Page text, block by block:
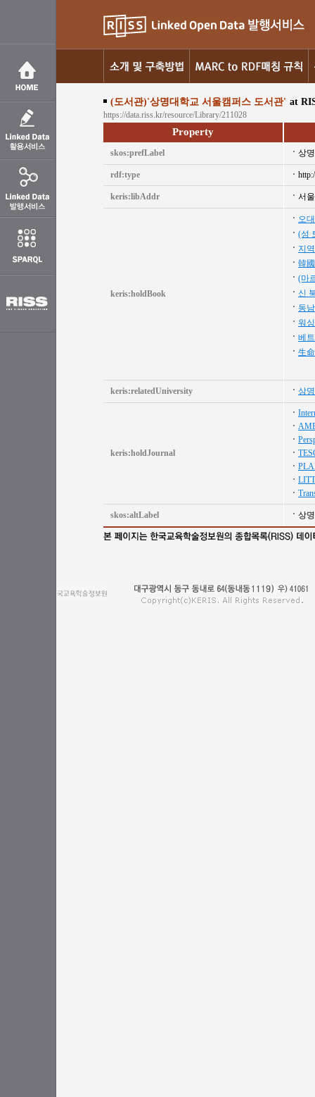
(도서관)'상명대학교 서울캠퍼스 도서관' at
https://data.riss.kr/resource/Library/211028
Property
skos:prefLabel 상
rdf:type
keris:libAddr 서
keris:holdBook
오
(성
지
韓
(마
신
동
워
베
生
keris:relatedUniversity 상
keris:holdJournal
skos:altLabel 상